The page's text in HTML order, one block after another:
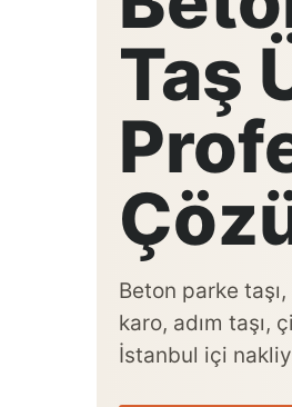
Taş
Beton parke
karo, adım taşı,
İstanbul içi